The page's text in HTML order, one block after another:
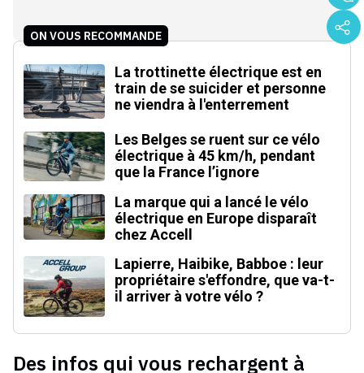
ON VOUS RECOMMANDE
La trottinette électrique est en
train de se suicider et personne
ne viendra à l'enterrement
Les Belges se ruent sur ce vélo
électrique à 45 km/h, pendant
que la France l’ignore
La marque qui a lancé le vélo
électrique en Europe disparaît
chez Accell
Lapierre, Haibike, Babboe : leur
propriétaire s'effondre, que va-t-
il arriver à votre vélo ?
Des infos qui vous rechargent à